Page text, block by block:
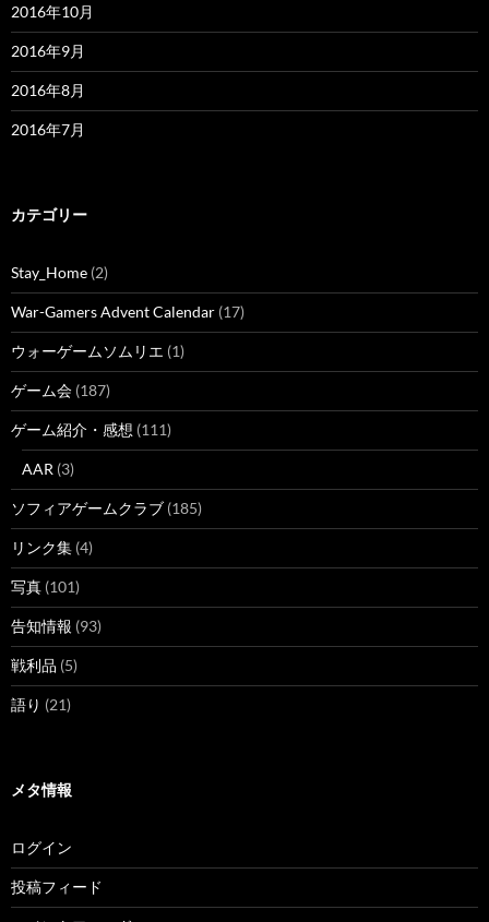
2016年10月
2016年9月
2016年8月
2016年7月
カテゴリー
Stay_Home (2)
War-Gamers Advent Calendar (17)
ウォーゲームソムリエ (1)
ゲーム会 (187)
ゲーム紹介・感想 (111)
AAR (3)
ソフィアゲームクラブ (185)
リンク集 (4)
写真 (101)
告知情報 (93)
戦利品 (5)
語り (21)
メタ情報
ログイン
投稿フィード